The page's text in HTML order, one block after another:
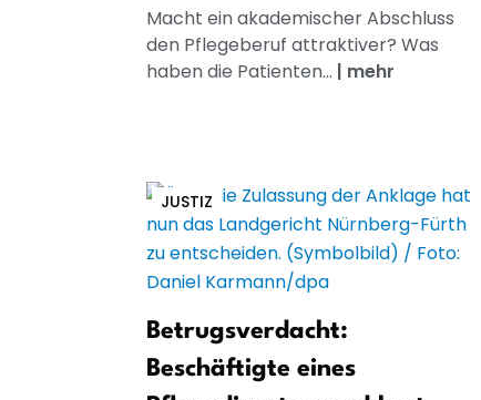
Macht ein akademischer Abschluss
den Pflegeberuf attraktiver? Was
haben die Patienten... | mehr
JUSTIZ
Betrugsverdacht:
Beschäftigte eines